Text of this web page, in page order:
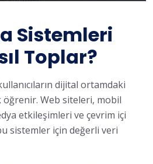
Sistemleri
Toplar?
dijital ortamdaki
Web siteleri, mobil
etkileşimleri ve çevrim içi
sistemler için değerli veri